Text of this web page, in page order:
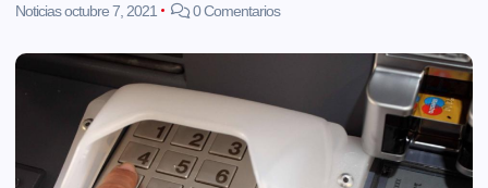
Noticiasoctubre 7, 2021 0 Comentarios